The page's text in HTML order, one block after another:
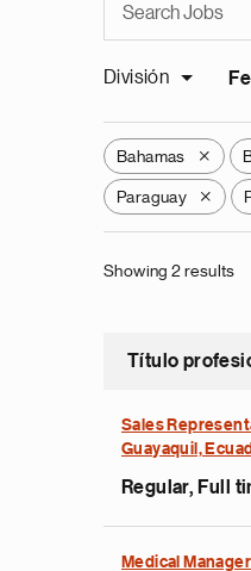
División
Bahamas X
Paraguay X
Showing 2 results
Título
Sales
Guayaquil,
Regular, Full
Medical